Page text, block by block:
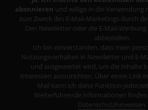
abonnieren und willige in die Verwendung
zum Zweck des E-Mail-Marketings durch
Den Newsletter oder die E-Mail-
abbestellen.
Ich bin einverstanden, dass mein
Nutzungsverhalten in Newsletter und E-
und ausgewertet wird, um die Inhalte
Interessen auszurichten. Über einen Link
Mail kann ich diese Funktion
Weiterführende Informationen finden
Datenschutzhinweisen.